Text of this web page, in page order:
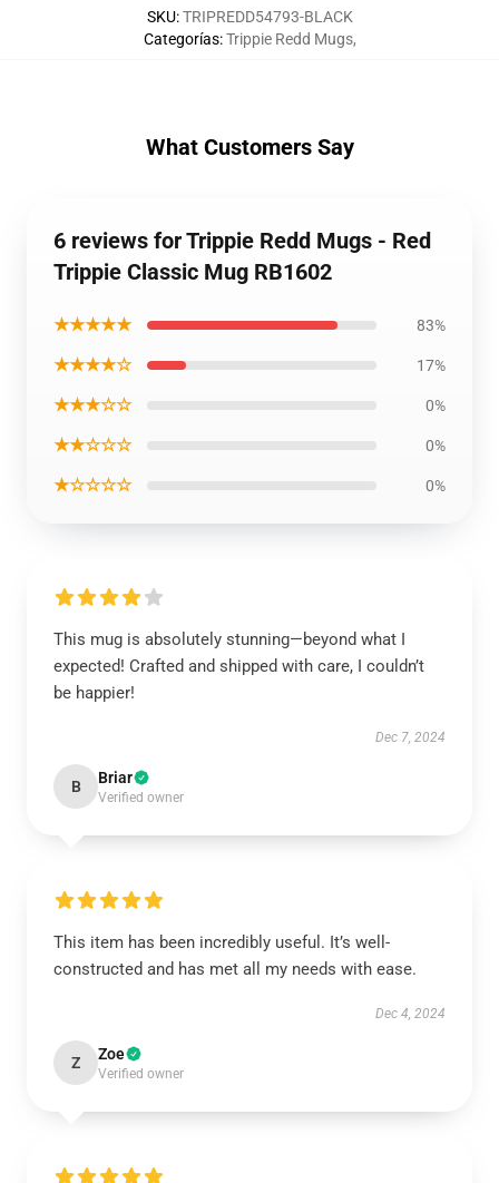
SKU:TRIPREDD54793-BLACK
Categorías:Trippie Redd Mugs,
What Customers Say
6 reviews for Trippie Redd Mugs - Red
Trippie Classic Mug RB1602
★★★★★ 83%
★★★★☆ 17%
★★★☆☆ 0%
★★☆☆☆ 0%
★☆☆☆☆ 0%
This mug is absolutely stunning—beyond what I
expected! Crafted and shipped with care, I couldn’t
be happier!
Dec 7, 2024
B Briar
Verified owner
This item has been incredibly useful. It’s well-
constructed and has met all my needs with ease.
Dec 4, 2024
Z Zoe
Verified owner